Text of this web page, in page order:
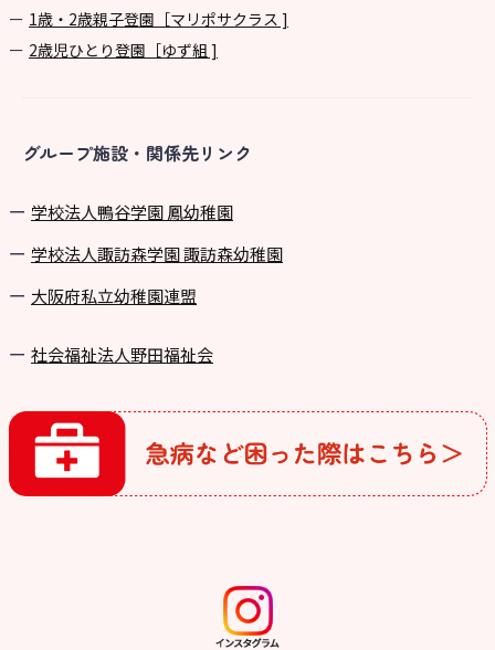
1歳・2歳親子登園［マリポサクラス ]
2歳児ひとり登園［ゆず組 ]
グループ施設・関係先リンク
学校法⼈鴨⾕学園 鳳幼稚園
学校法⼈諏訪森学園 諏訪森幼稚園
⼤阪府私⽴幼稚園連盟
社会福祉法人野田福祉会